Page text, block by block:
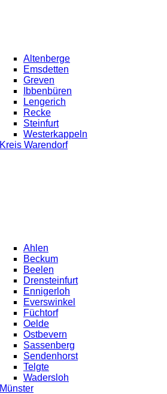
Altenberge
Emsdetten
Greven
Ibbenbüren
Lengerich
Recke
Steinfurt
Westerkappeln
Kreis Warendorf
Ahlen
Beckum
Beelen
Drensteinfurt
Ennigerloh
Everswinkel
Füchtorf
Oelde
Ostbevern
Sassenberg
Sendenhorst
Telgte
Wadersloh
Münster